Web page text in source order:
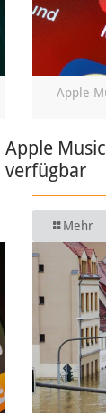
Apple
Apple
verfügbar
Mehr